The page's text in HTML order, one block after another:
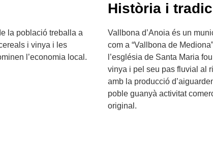
la població treballa a
i vinya i les
l’economia local.
Història i
Vallbona d’Anoia és un
com a “Vallbona de
l’església de Santa Maria
vinya i pel seu pas fluvial al
amb la producció
poble guanyà activitat
original.